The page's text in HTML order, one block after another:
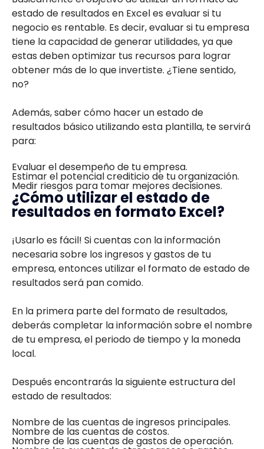
estado de resultados en Excel es evaluar si tu
negocio es rentable. Es decir, evaluar si tu empresa
tiene la capacidad de generar utilidades, ya que
estas deben optimizar tus recursos para lograr
obtener más de lo que invertiste. ¿Tiene sentido,
no?
Además, saber cómo hacer un estado de
resultados básico utilizando esta plantilla, te servirá
para:
Evaluar el desempeño de tu empresa.
Estimar el potencial crediticio de tu organización.
Medir riesgos para tomar mejores decisiones.
¿Cómo utilizar el estado de
resultados en formato Excel?
¡Usarlo es fácil! Si cuentas con la información
necesaria sobre los ingresos y gastos de tu
empresa, entonces utilizar el formato de estado de
resultados será pan comido.
En la primera parte del formato de resultados,
deberás completar la información sobre el nombre
de tu empresa, el periodo de tiempo y la moneda
local.
Después encontrarás la siguiente estructura del
estado de resultados:
Nombre de las cuentas de ingresos principales.
Nombre de las cuentas de costos.
Nombre de las cuentas de gastos de operación.